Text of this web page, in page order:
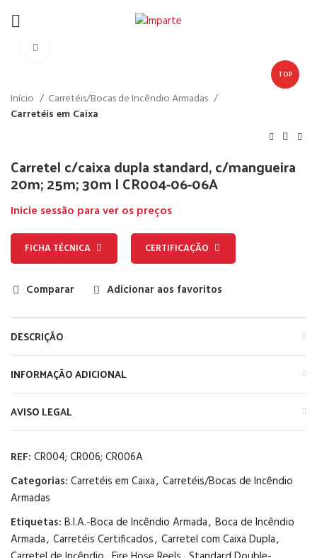
TOP
Início
Carretéis/Bocas de Incêndio Armadas
Carretéis em Caixa
Carretel c/caixa dupla standard, c/mangueira
20m; 25m; 30m | CR004-06-06A
Inicie sessão para ver os preços
FICHA TÉCNICA CERTIFICAÇÃO
Comparar Adicionar aos favoritos
DESCRIÇÃO
INFORMAÇÃO ADICIONAL
AVISO LEGAL
REF: CR004; CR006; CR006A
Categorias: Carretéis em Caixa, Carretéis/Bocas de Incêndio
Armadas
Etiquetas: B.I.A.-Boca de Incêndio Armada, Boca de Incêndio
Armada, Carretéis Certificados, Carretel com Caixa Dupla,